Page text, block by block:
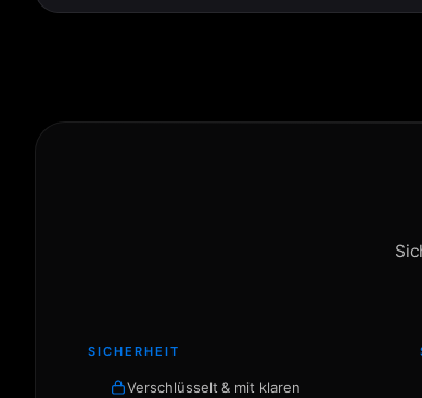
SICHERHEIT
Verschlüsselt & mit klaren